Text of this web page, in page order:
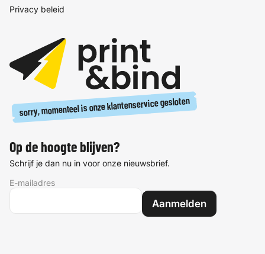
Privacy beleid
sorry, momenteel is onze klantenservice gesloten
Op de hoogte blijven?
Schrijf je dan nu in voor onze nieuwsbrief.
E-mailadres
Aanmelden